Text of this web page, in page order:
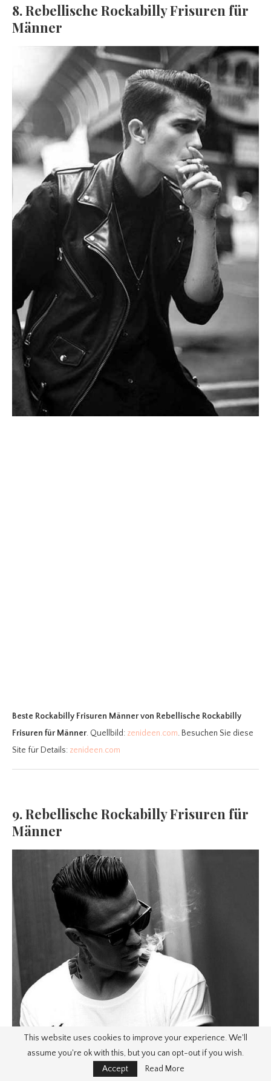
8. Rebellische Rockabilly Frisuren für
Männer
Beste Rockabilly Frisuren Männervon Rebellische Rockabilly
Frisuren für Männer. Quellbild: zenideen.com. Besuchen Sie diese
Site für Details: zenideen.com
9. Rebellische Rockabilly Frisuren für
Männer
This website uses cookies to improve your experience. We'll
assume you're ok with this, but you can opt-out if you wish.
Accept
Read More